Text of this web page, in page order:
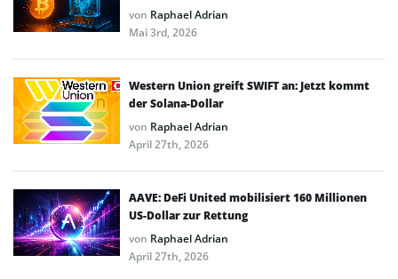
von Raphael Adrian
Mai 3rd, 2026
Western Union greift SWIFT an: Jetzt kommt
der Solana-Dollar
von Raphael Adrian
April 27th, 2026
AAVE: DeFi United mobilisiert 160 Millionen
US-Dollar zur Rettung
von Raphael Adrian
April 27th, 2026